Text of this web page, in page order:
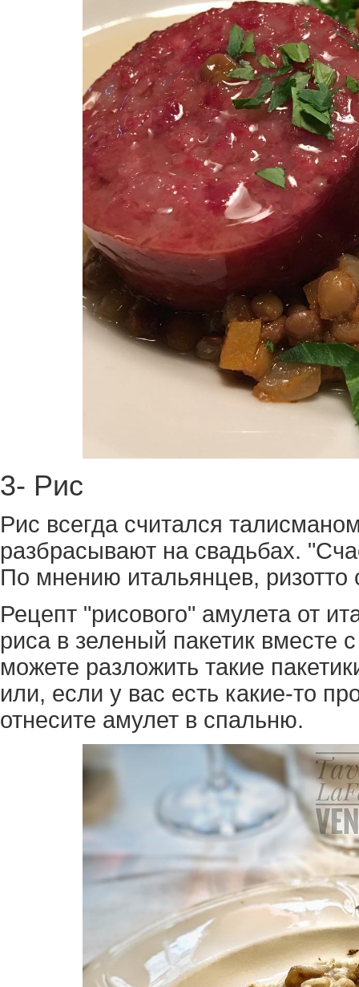
3- Рис
Рис всегда считался
разбрасывают на свадьбах.
По мнению итальянцев, ризотто
Рецепт "рисового" амулета от
риса в зеленый пакетик вместе
можете разложить такие
или, если у вас есть какие-то
отнесите амулет в спальню.